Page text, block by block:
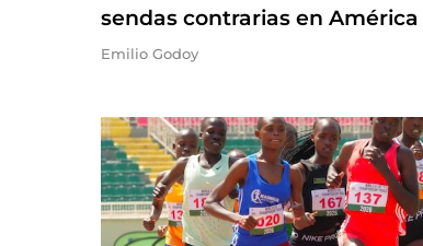
sendas contrarias en América
Emilio Godoy